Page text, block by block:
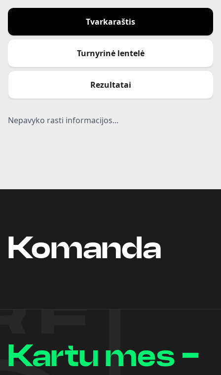
Tvarkaraštis
Turnyrinė lentelė
Rezultatai
Nepavyko rasti informacijos...
Komanda
Kartu mes -